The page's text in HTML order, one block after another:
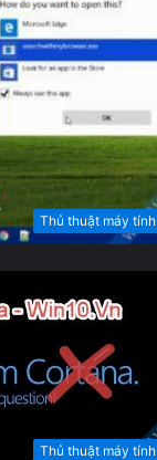
Thủ thuật máy tính
Thủ thuật máy tính